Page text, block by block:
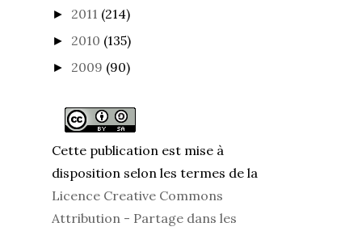
► 2011 (214)
► 2010 (135)
► 2009 (90)
Cette publication est mise à
disposition selon les termes de la
Licence Creative Commons
Attribution - Partage dans les